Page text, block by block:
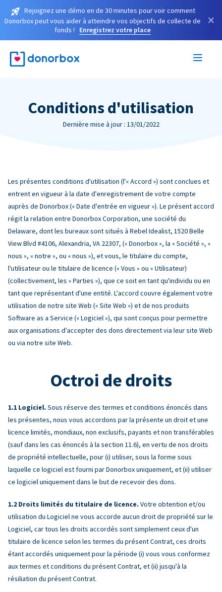
Rejoignez une démo en de 30 minutes pour voir comment
Donorbox peut vous aider à atteindre vos objectifs de collecte de
fonds !
Enregistrez votre place
×
Conditions d'utilisation
Dernière mise à jour : 13/01/2022
Les présentes conditions d'utilisation (l'« Accord ») sont conclues et
entrent en vigueur à la date d'enregistrement de votre compte
auprès de Donorbox (« Date d'entrée en vigueur »). Le présent accord
régit la relation entre Donorbox Corporation, une société du
Delaware, dont les bureaux sont situés à Rebel Idealist, 1520 Belle
View Blvd #4106, Alexandria, VA 22307, (« Donorbox », la « Société », «
nous », « notre », ou « nous »), et vous, le titulaire du compte,
l'utilisateur ou le titulaire de licence (« Vous » ou « Utilisateur)
(collectivement, les « Parties »), que ce soit en tant qu'individu ou en
tant que représentant d'une entité. L'accord couvre également votre
utilisation de notre site Web (« Site Web ») et de nos produits
Software as a Service (« Logiciel »), qui sont conçus pour permettre
aux organisations d'accepter des dons directement via leur site Web
ou via notre site Web.
Octroi de droits
Logiciel. Sous réserve des termes et conditions énoncés dans
les présentes, nous vous accordons par la présente un droit et une
licence limités, mondiaux, non exclusifs, payants et non transférables
(sauf dans les cas énoncés à la section 11.6), en vertu de nos droits
de propriété intellectuelle, pour (i) utiliser, sous la forme sous
laquelle ce logiciel est fourni par Donorbox uniquement, et (ii) utiliser
ce logiciel uniquement dans le but de recevoir des dons.
Droits limités du titulaire de licence. Votre obtention et/ou
utilisation du Logiciel ne vous accorde aucun droit de propriété sur le
Logiciel, car tous les droits accordés sont simplement ceux d'un
titulaire de licence selon les termes du présent Contrat, ces droits
étant accordés uniquement pour la période (i) vous vous conformez
aux termes et conditions du présent Contrat, et (ii) jusqu'à la
résiliation du présent Contrat.